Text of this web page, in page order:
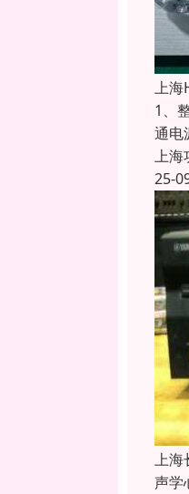
上海
1、
通电
上海
25-
上海
声学